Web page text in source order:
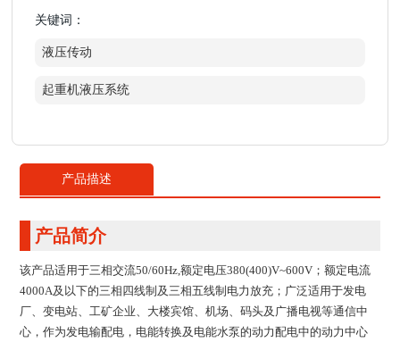
关键词：
液压传动
起重机液压系统
产品描述
产品简介
该产品适用于三相交流50/60Hz,额定电压380(400)V~600V；额定电流
4000A及以下的三相四线制及三相五线制电力放充；广泛适用于发电
厂、变电站、工矿企业、大楼宾馆、机场、码头及广播电视等通信中
心，作为发电输配电，电能转换及电能水泵的动力配电中的动力中心